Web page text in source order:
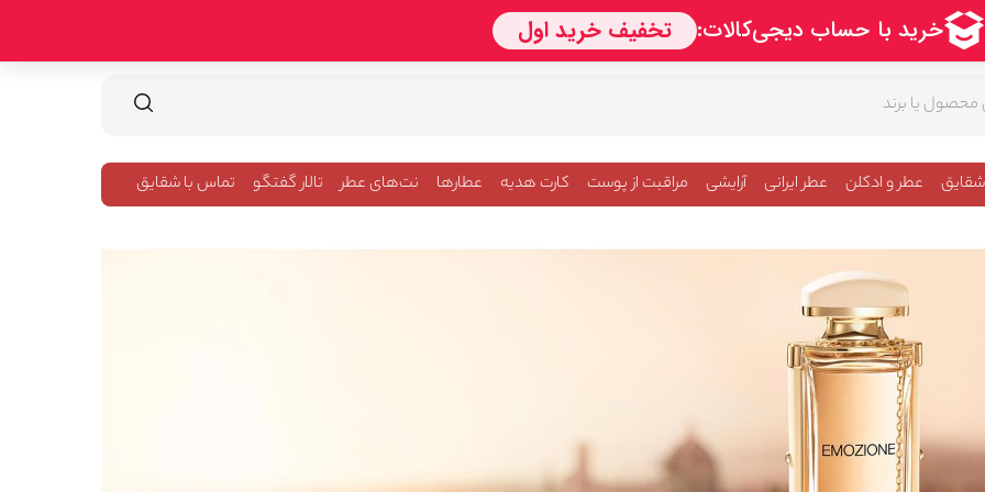
عطر و ادکلن عطر ایرانی آرایشی مراقبت از پوست کارت هدیه عطارها نت‌های عطر تالار گفتگو تماس با شقایق